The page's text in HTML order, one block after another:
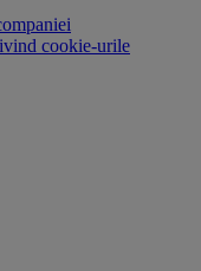
cookie-urile